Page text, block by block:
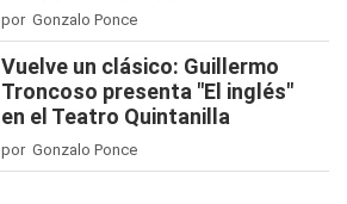
por Gonzalo Ponce
Vuelve un clásico: Guillermo
Troncoso presenta "El inglés"
en el Teatro Quintanilla
por Gonzalo Ponce